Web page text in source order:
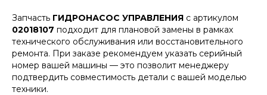
Запчасть ГИДРОНАСОС УПРАВЛЕНИЯ с артикулом
02018107 подходит для плановой замены в рамках
технического обслуживания или восстановительного
ремонта. При заказе рекомендуем указать серийный
номер вашей машины — это позволит менеджеру
подтвердить совместимость детали с вашей моделью
техники.